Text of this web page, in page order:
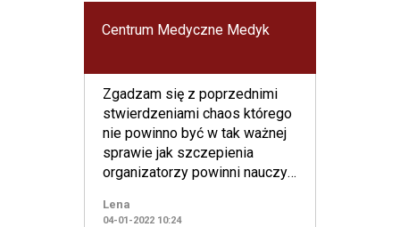
Centrum Medyczne Medyk
Zgadzam się z poprzednimi
stwierdzeniami chaos którego
nie powinno być w tak ważnej
sprawie jak szczepienia
organizatorzy powinni nauczyc
Lena
04-01-2022 10:24